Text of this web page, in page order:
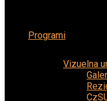
Programi
Vizuelna